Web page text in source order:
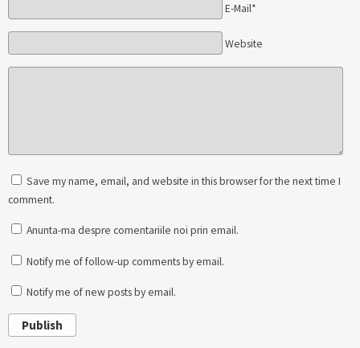
E-Mail*
Website
Save my name, email, and website in this browser for the next time I
comment.
Anunta-ma despre comentariile noi prin email.
Notify me of follow-up comments by email.
Notify me of new posts by email.
Publish